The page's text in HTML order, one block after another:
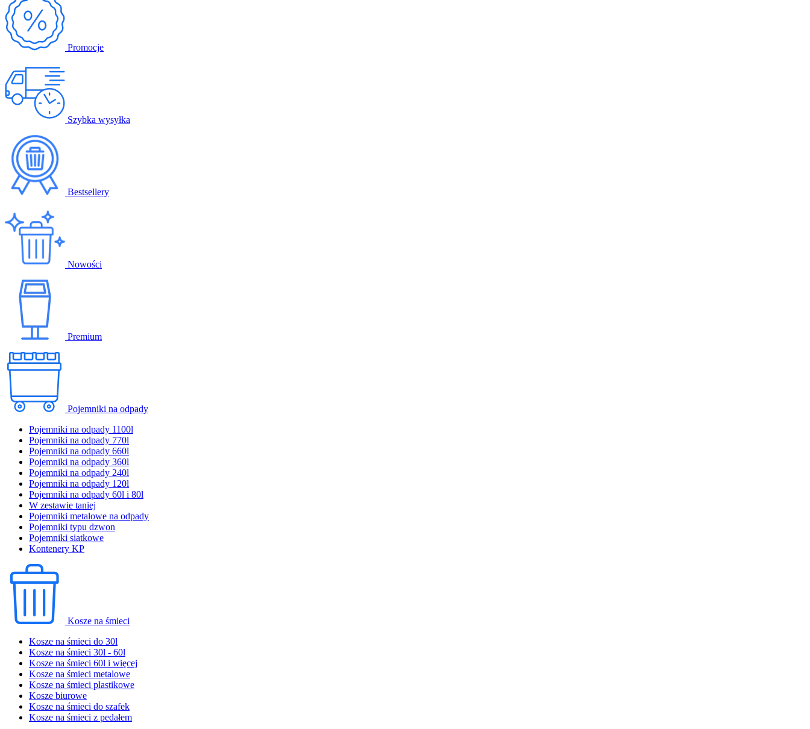
Promocje
Szybka wysyłka
Bestsellery
Nowości
Premium
Pojemniki na odpady
Pojemniki na odpady 1100l
Pojemniki na odpady 770l
Pojemniki na odpady 660l
Pojemniki na odpady 360l
Pojemniki na odpady 240l
Pojemniki na odpady 120l
Pojemniki na odpady 60l i 80l
W zestawie taniej
Pojemniki metalowe na odpady
Pojemniki typu dzwon
Pojemniki siatkowe
Kontenery KP
Kosze na śmieci
Kosze na śmieci do 30l
Kosze na śmieci 30l - 60l
Kosze na śmieci 60l i więcej
Kosze na śmieci metalowe
Kosze na śmieci plastikowe
Kosze biurowe
Kosze na śmieci do szafek
Kosze na śmieci z pedałem